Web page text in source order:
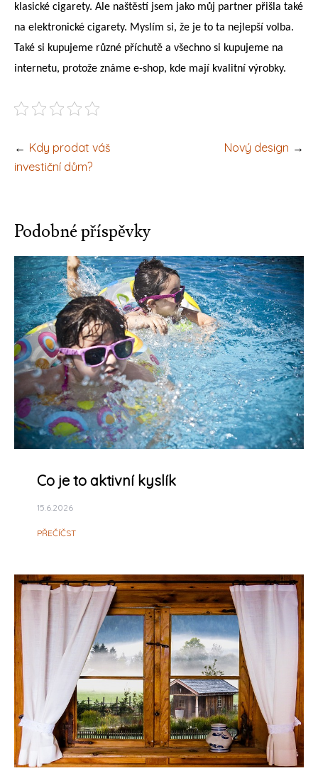
klasické cigarety. Ale naštěstí jsem jako můj partner přišla také
na elektronické cigarety. Myslím si, že je to ta nejlepší volba.
Také si kupujeme různé příchutě a všechno si kupujeme na
internetu, protože známe e-shop, kde mají kvalitní výrobky.
Navigace
pro
Kdy prodat váš
investiční dům?
Nový design
Podobné příspěvky
Co je to aktivní kyslík
15.6.2026
PŘEČÍČST